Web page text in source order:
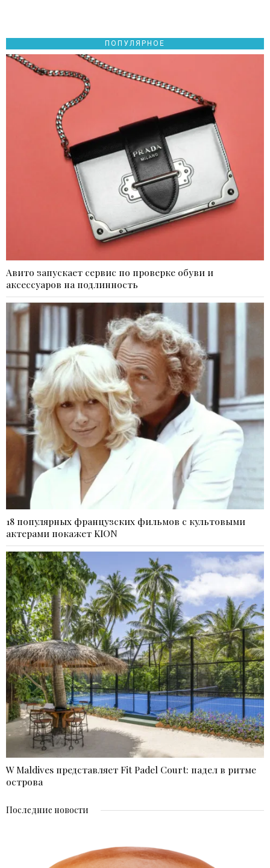
ПОПУЛЯРНОЕ
Авито запускает сервис по проверке обуви и
аксессуаров на подлинность
18 популярных французских фильмов с культовыми
актерами покажет KION
W Maldives представляет Fit Padel Court: падел в ритме
острова
Последние новости